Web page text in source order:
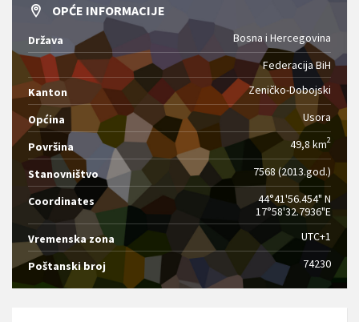
OPĆE INFORMACIJE
Država
Bosna i Hercegovina
Federacija BiH
Kanton
Zeničko-Dobojski
Općina Usora
Površina 49,8 km2
Stanovništvo 7568 (2013.god.)
Coordinates
44°41'56.454" N
17°58'32.7936"E
Vremenska zona
UTC+1
Poštanski broj 74230